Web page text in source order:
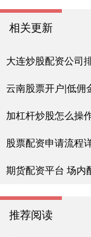
相关更新
大连炒股配资公司
云南股票开户|低佣
加杠杆炒股怎么操
股票配资申请流程
期货配资平台 场内
推荐阅读